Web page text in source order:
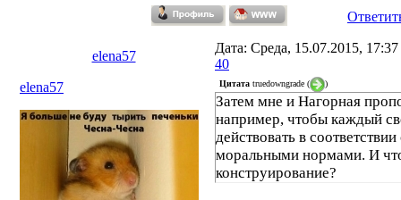
elena57
Дата: Среда, 15.07.2015,
40
elena57
Цитата truedowngrade ( )
Затем мне и Нагорная
например, чтобы каждый
действовать в
моральными нормами. И
конструирование?